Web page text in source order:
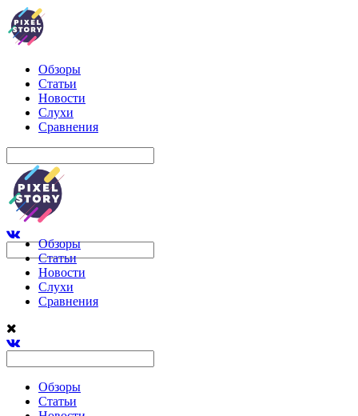
Обзоры
Статьи
Новости
Слухи
Сравнения
Обзоры
Статьи
Новости
Слухи
Сравнения
Обзоры
Статьи